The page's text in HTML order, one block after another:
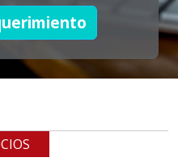
LLAVE